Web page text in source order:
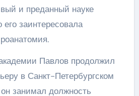
и преданный науке
заинтересовала
Павлов продолжил
в Санкт-Петербургском
он занимал должность